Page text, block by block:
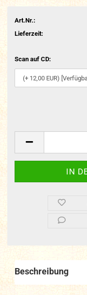
Art.Nr.:
Lieferzeit:
Scan auf CD:
Beschreibung